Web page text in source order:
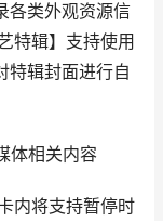
各类外观资源信
特辑】支持使用
特辑封面进行自
体相关内容
内将支持暂停时